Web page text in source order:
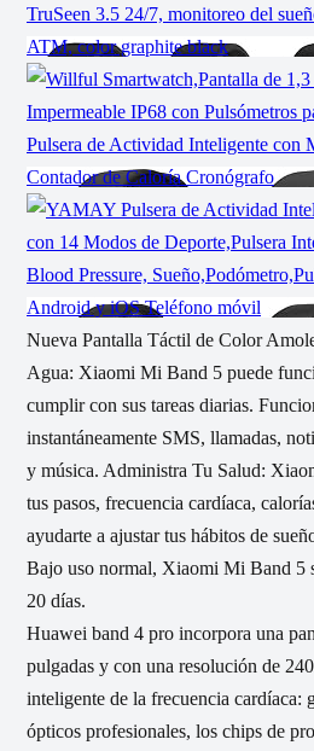
Nueva Pantalla Táctil de Color
Agua: Xiaomi Mi Band 5 puede
cumplir con sus tareas diarias.
instantáneamente SMS, llamadas,
y música. Administra Tu Salud:
tus pasos, frecuencia cardíaca,
ayudarte a ajustar tus hábitos de
Bajo uso normal, Xiaomi Mi Band 5
20 días.
Huawei band 4 pro incorpora una
pulgadas y con una resolución de
inteligente de la frecuencia cardíaca:
ópticos profesionales, los chips de